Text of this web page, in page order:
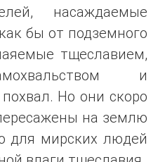
насаждаемые
бы от подземного
тщеславием,
и
Но они скоро
на землю
для мирских людей